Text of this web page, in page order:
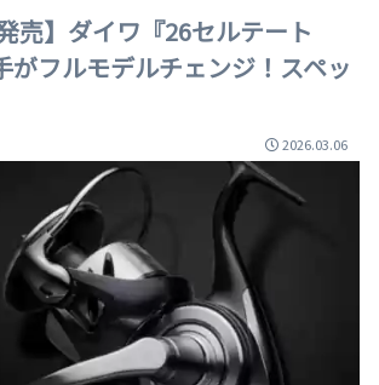
売】ダイワ『26セルテート
がフルモデルチェンジ！スペッ
2026.03.06